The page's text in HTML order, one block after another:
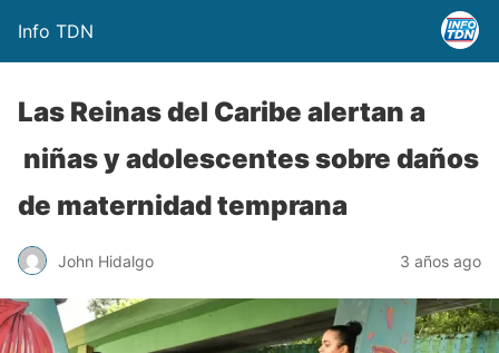
Info TDN
Las Reinas del Caribe alertan a
niñas y adolescentes sobre daños
de maternidad temprana
John Hidalgo 3 años ago